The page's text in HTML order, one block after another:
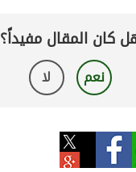
كان المقال مفيداً؟
نعم لا